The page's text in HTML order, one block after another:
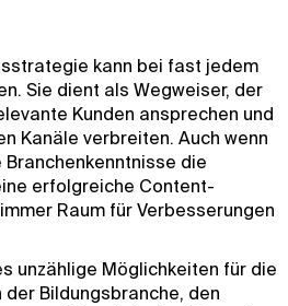
kann bei fast jedem
Sie dient als Wegweiser, der
Kunden ansprechen und
Kanäle verbreiten. Auch wenn
Branchenkenntnisse die
erfolgreiche Content-
Raum für Verbesserungen
unzählige Möglichkeiten für die
der Bildungsbranche, den